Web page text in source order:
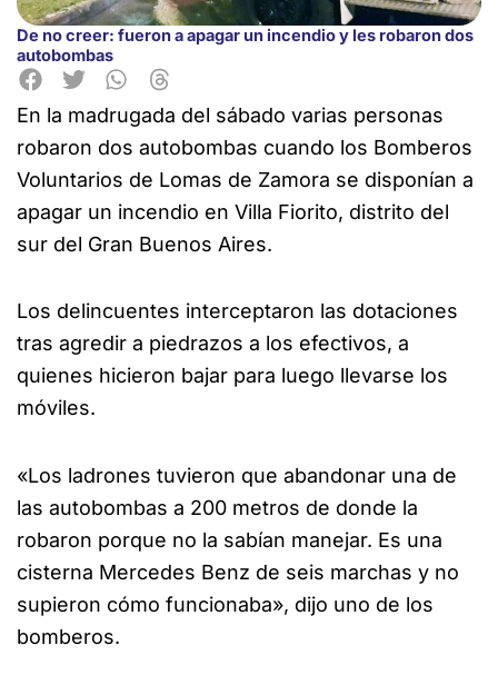
De no creer: fueron a apagar un incendio y les robaron dos
autobombas
En la madrugada del sábado varias personas
robaron dos autobombas cuando los Bomberos
Voluntarios de Lomas de Zamora se disponían a
apagar un incendio en Villa Fiorito, distrito del
sur del Gran Buenos Aires.
Los delincuentes interceptaron las dotaciones
tras agredir a piedrazos a los efectivos, a
quienes hicieron bajar para luego llevarse los
móviles.
«Los ladrones tuvieron que abandonar una de
las autobombas a 200 metros de donde la
robaron porque no la sabían manejar. Es una
cisterna Mercedes Benz de seis marchas y no
supieron cómo funcionaba», dijo uno de los
bomberos.